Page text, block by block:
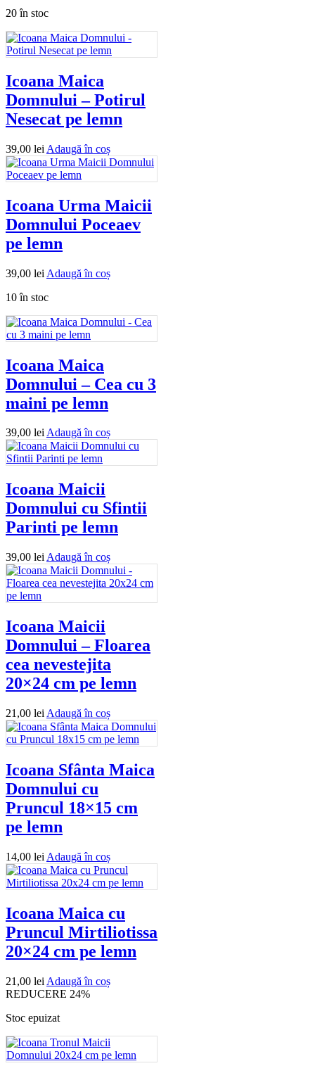
20 în stoc
Icoana Maica
Domnului – Potirul
Nesecat pe lemn
39,00 lei Adaugă în coș
Icoana Urma Maicii
Domnului Poceaev
pe lemn
39,00 lei Adaugă în coș
10 în stoc
Icoana Maica
Domnului – Cea cu 3
maini pe lemn
39,00 leiAdaugă în coș
Icoana Maicii
Domnului cu Sfintii
Parinti pe lemn
39,00 lei Adaugă în coș
Icoana Maicii
Domnului – Floarea
cea nevestejita
20×24 cm pe lemn
21,00 lei Adaugă în coș
Icoana Sfânta Maica
Domnului cu
Pruncul 18×15 cm
pe lemn
14,00 lei Adaugă în coș
Icoana Maica cu
Pruncul Mirtiliotissa
20×24 cm pe lemn
21,00 lei Adaugă în coș
REDUCERE 24%
Stoc epuizat